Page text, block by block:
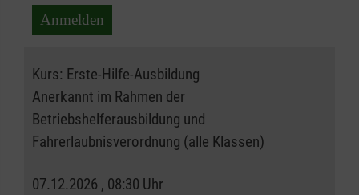
Anmelden
Kurs: Erste-Hilfe-Ausbildung
Anerkannt im Rahmen der
Betriebshelferausbildung und
Fahrerlaubnisverordnung (alle Klassen)
07.12.2026 , 08:30 Uhr